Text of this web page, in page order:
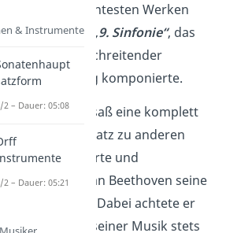
wohl bekanntesten Werken
das Spätwerk
„9. Sinfonie“, das
trotz fortschreitender
eigenständig komponierte.
Musik besaß eine komplett
Art. Im Gegensatz zu anderen
korrigierte und
Ludwig van Beethoven seine
immer wieder. Dabei achtete er
darauf, in seiner Musik stets
& Instrumente
2 – Dauer: 05:08
2 – Dauer: 05:21